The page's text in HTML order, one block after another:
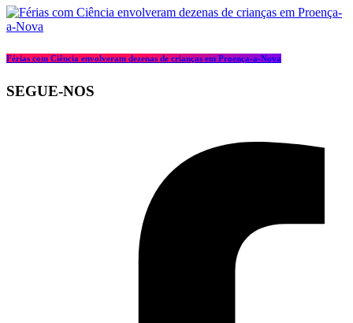
Férias com Ciência envolveram dezenas de crianças em Proença-a-Nova
SEGUE-NOS